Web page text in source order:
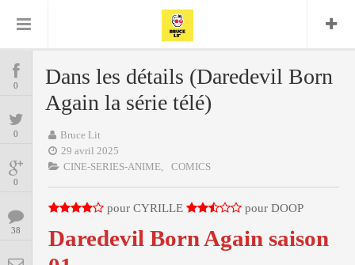
COMICS
MANGAS
BD
ENCYCLOPEGEEK
CINE-SERIES-ANIME
0
0
0
38
Dans les détails (Daredevil Born
Again la série télé)
Bruce Lit
29 avril 2025
CINE-SERIES-ANIME,
COMICS
pour CYRILLE pour DOOP
Daredevil Born Again saison
Comics
Daredevil Dark Horse
Delcourt
Encyclopegeek Figure
Replay
Glénat Graphic Novel
Independants JB Vu Van
Nguyen
Marvel Mattie boy Musique
Panini Patrick Faivre Presse
Présence